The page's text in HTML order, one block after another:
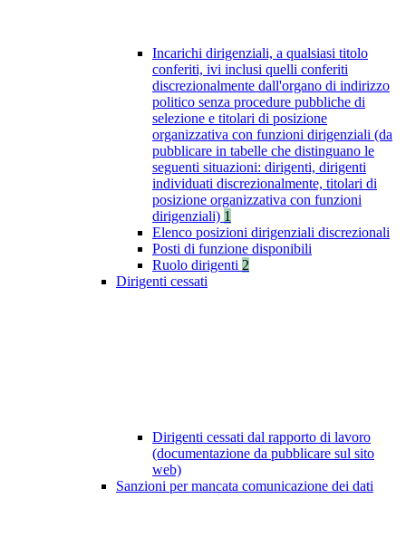
Incarichi dirigenziali, a qualsiasi titolo
conferiti, ivi inclusi quelli conferiti
discrezionalmente dall'organo di indirizzo
politico senza procedure pubbliche di
selezione e titolari di posizione
organizzativa con funzioni dirigenziali (da
pubblicare in tabelle che distinguano le
seguenti situazioni: dirigenti, dirigenti
individuati discrezionalmente, titolari di
posizione organizzativa con funzioni
dirigenziali) 1
Elenco posizioni dirigenziali discrezionali
Posti di funzione disponibili
Ruolo dirigenti 2
Dirigenti cessati
Dirigenti cessati dal rapporto di lavoro
(documentazione da pubblicare sul sito
web)
Sanzioni per mancata comunicazione dei dati